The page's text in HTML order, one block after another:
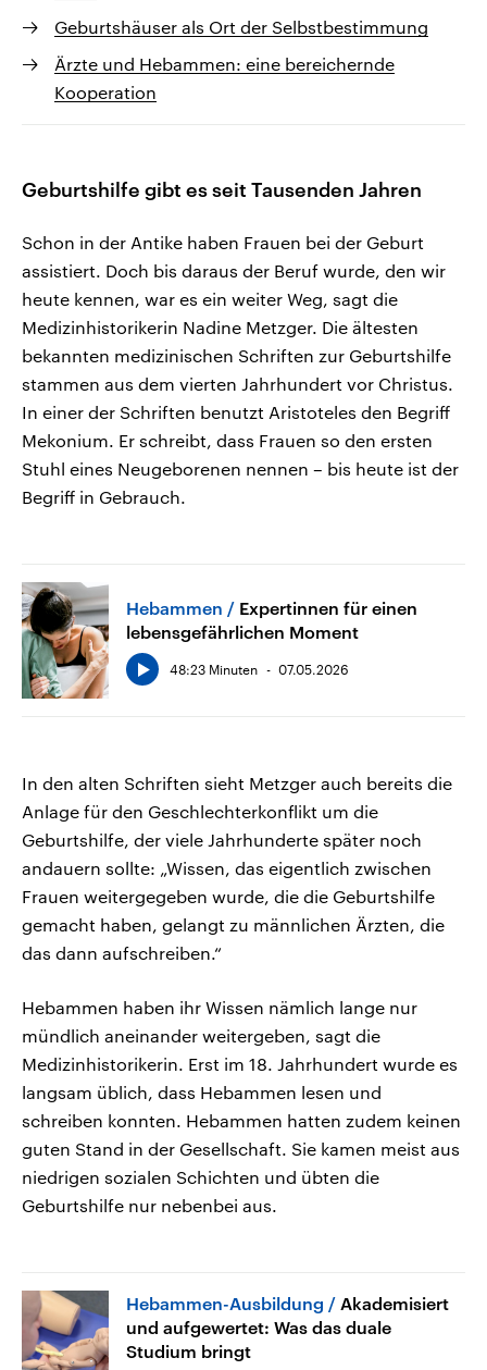
Geburtshäuser als Ort der Selbstbestimmung
Ärzte und Hebammen: eine bereichernde
Kooperation
Geburtshilfe gibt es seit Tausenden Jahren
Schon in der Antike haben Frauen bei der Geburt
assistiert. Doch bis daraus der Beruf wurde, den wir
heute kennen, war es ein weiter Weg, sagt die
Medizinhistorikerin Nadine Metzger. Die ältesten
bekannten medizinischen Schriften zur Geburtshilfe
stammen aus dem vierten Jahrhundert vor Christus.
In einer der Schriften benutzt Aristoteles den Begriff
Mekonium. Er schreibt, dass Frauen so den ersten
Stuhl eines Neugeborenen nennen – bis heute ist der
Begriff in Gebrauch.
Hebammen
Expertinnen für einen
lebensgefährlichen Moment
48:23 Minuten 07.05.2026
In den alten Schriften sieht Metzger auch bereits die
Anlage für den Geschlechterkonflikt um die
Geburtshilfe, der viele Jahrhunderte später noch
andauern sollte: „Wissen, das eigentlich zwischen
Frauen weitergegeben wurde, die die Geburtshilfe
gemacht haben, gelangt zu männlichen Ärzten, die
das dann aufschreiben.“
Hebammen haben ihr Wissen nämlich lange nur
mündlich aneinander weitergeben, sagt die
Medizinhistorikerin. Erst im 18. Jahrhundert wurde es
langsam üblich, dass Hebammen lesen und
schreiben konnten. Hebammen hatten zudem keinen
guten Stand in der Gesellschaft. Sie kamen meist aus
niedrigen sozialen Schichten und übten die
Geburtshilfe nur nebenbei aus.
Hebammen-Ausbildung
Akademisiert
und aufgewertet: Was das duale
Studium bringt